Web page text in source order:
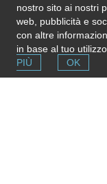
con gli amici
nostro sito ai nostri
web, pubblicità e
con altre
in base al tuo
PIÙ
OK